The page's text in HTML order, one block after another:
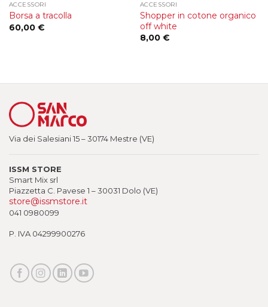
ACCESSORI
Borsa a tracolla
60,00 €
ACCESSORI
Shopper in cotone organico
off white
8,00 €
Via dei Salesiani 15 – 30174 Mestre (VE)
ISSM STORE
Smart Mix srl
Piazzetta C. Pavese 1 – 30031 Dolo (VE)
store@issmstore.it
041 0980099
P. IVA 04299900276